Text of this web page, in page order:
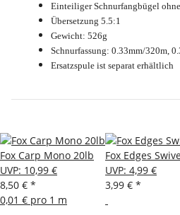
Einteiliger Schnurfangbügel
Übersetzung 5.5:1
Gewicht: 526g
Schnurfassung: 0.33mm/320m,
Ersatzspule ist separat erhältlich
Fox Carp Mono 20lb
UVP: 10,99 €
8,50 € *
0,01 € pro 1 m
Fox Edges
UVP: 4,99 €
3,99 € *